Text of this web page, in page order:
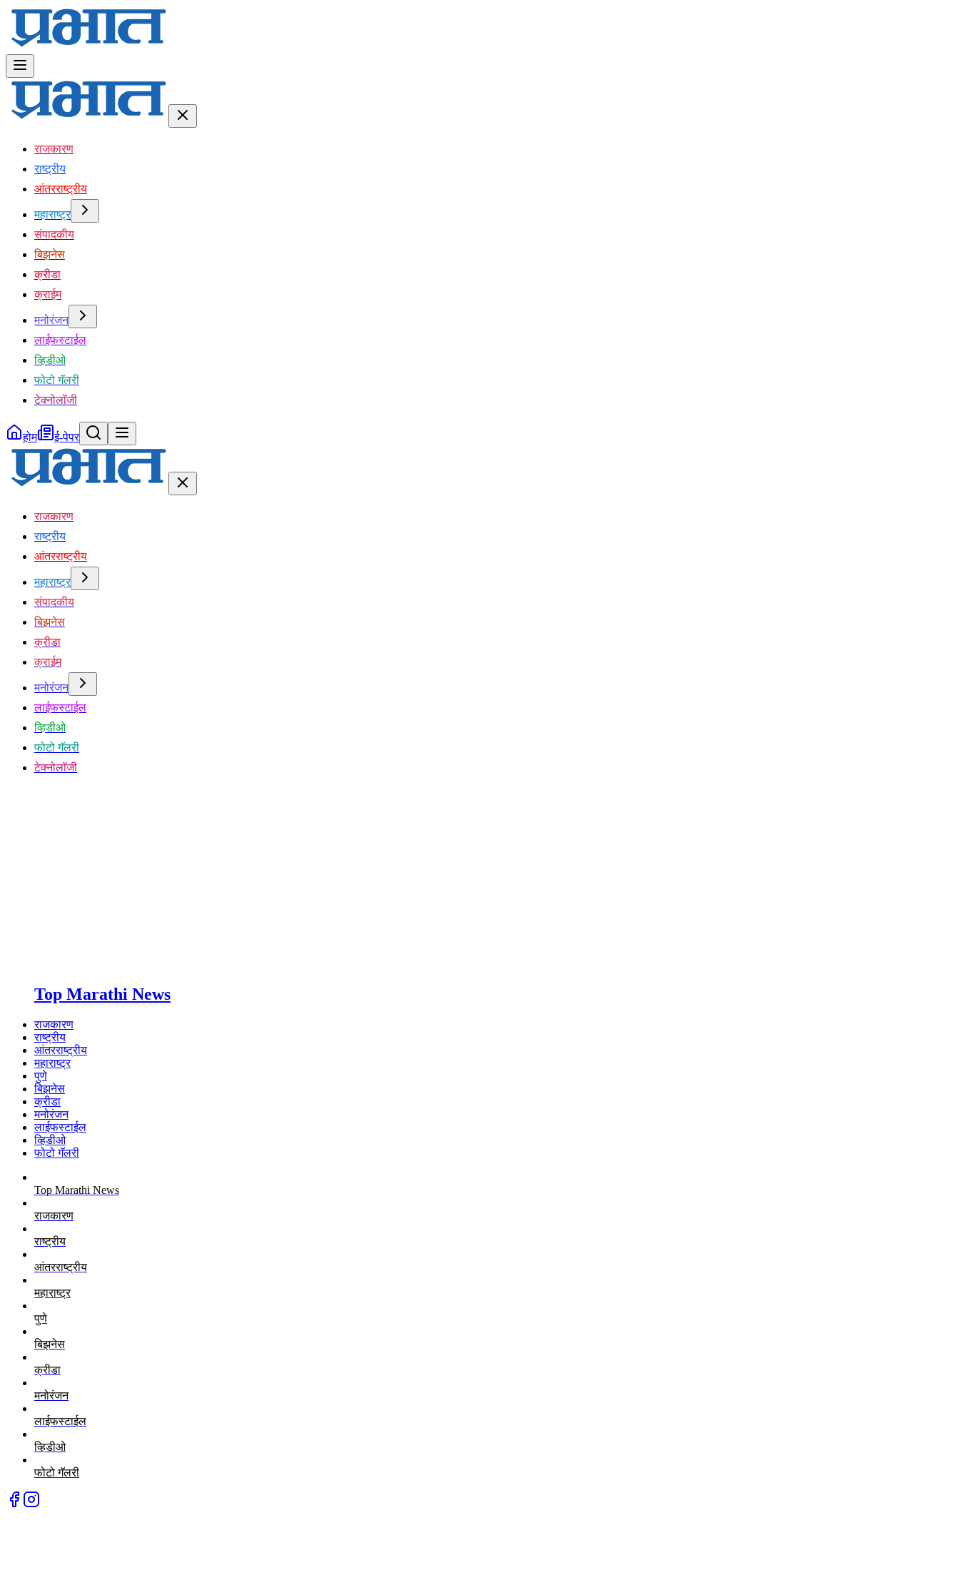
राजकारण
राष्ट्रीय
आंतरराष्ट्रीय
महाराष्ट्र
संपादकीय
बिझनेस
क्रीडा
क्राईम
मनोरंजन
लाईफस्टाईल
व्हिडीओ
फोटो गॅलरी
टेक्नोलॉजी
होम ई-पेपर
राजकारण
राष्ट्रीय
आंतरराष्ट्रीय
महाराष्ट्र
संपादकीय
बिझनेस
क्रीडा
क्राईम
मनोरंजन
लाईफस्टाईल
व्हिडीओ
फोटो गॅलरी
टेक्नोलॉजी
Top Marathi News
राजकारण
राष्ट्रीय
आंतरराष्ट्रीय
महाराष्ट्र
पुणे
बिझनेस
क्रीडा
मनोरंजन
लाईफस्टाईल
व्हिडीओ
फोटो गॅलरी
Top Marathi News
राजकारण
राष्ट्रीय
आंतरराष्ट्रीय
महाराष्ट्र
पुणे
बिझनेस
क्रीडा
मनोरंजन
लाईफस्टाईल
व्हिडीओ
फोटो गॅलरी